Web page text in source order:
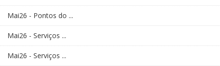
Mai26 - Pontos do ...
Mai26 - Serviços ...
Mai26 - Serviços ...